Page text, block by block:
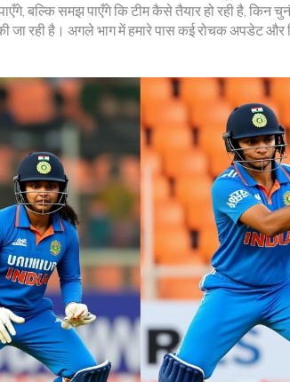
बल्कि समझ पाएँगे कि टीम कैसे तैयार हो रही है, किन
जा रही है। अगले भाग में हमारे पास कई रोचक अपडेट और